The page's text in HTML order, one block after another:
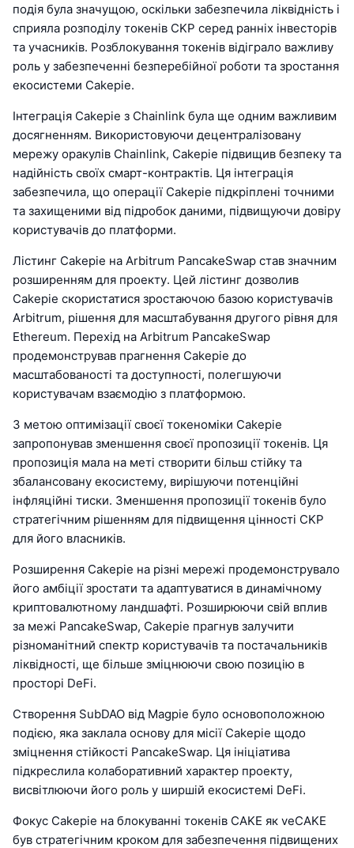
подія була значущою, оскільки забезпечила ліквідність і
сприяла розподілу токенів CKP серед ранніх інвесторів
та учасників. Розблокування токенів відіграло важливу
роль у забезпеченні безперебійної роботи та зростання
екосистеми Cakepie.
Інтеграція Cakepie з Chainlink була ще одним важливим
досягненням. Використовуючи децентралізовану
мережу оракулів Chainlink, Cakepie підвищив безпеку та
надійність своїх смарт-контрактів. Ця інтеграція
забезпечила, що операції Cakepie підкріплені точними
та захищеними від підробок даними, підвищуючи довіру
користувачів до платформи.
Лістинг Cakepie на Arbitrum PancakeSwap став значним
розширенням для проекту. Цей лістинг дозволив
Cakepie скористатися зростаючою базою користувачів
Arbitrum, рішення для масштабування другого рівня для
Ethereum. Перехід на Arbitrum PancakeSwap
продемонстрував прагнення Cakepie до
масштабованості та доступності, полегшуючи
користувачам взаємодію з платформою.
З метою оптимізації своєї токеноміки Cakepie
запропонував зменшення своєї пропозиції токенів. Ця
пропозиція мала на меті створити більш стійку та
збалансовану екосистему, вирішуючи потенційні
інфляційні тиски. Зменшення пропозиції токенів було
стратегічним рішенням для підвищення цінності CKP
для його власників.
Розширення Cakepie на різні мережі продемонструвало
його амбіції зростати та адаптуватися в динамічному
криптовалютному ландшафті. Розширюючи свій вплив
за межі PancakeSwap, Cakepie прагнув залучити
різноманітний спектр користувачів та постачальників
ліквідності, ще більше зміцнюючи свою позицію в
просторі DeFi.
Створення SubDAO від Magpie було основоположною
подією, яка заклала основу для місії Cakepie щодо
зміцнення стійкості PancakeSwap. Ця ініціатива
підкреслила колаборативний характер проекту,
висвітлюючи його роль у ширшій екосистемі DeFi.
Фокус Cakepie на блокуванні токенів CAKE як veCAKE
був стратегічним кроком для забезпечення підвищених